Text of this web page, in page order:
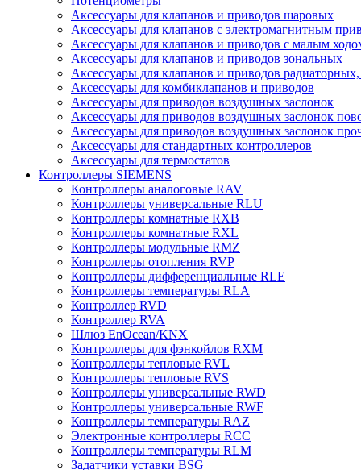
Аксессуары для клапанов и приводов шаровых
Аксессуары для клапанов с электромагнитным
Аксессуары для клапанов и приводов с малым
Аксессуары для клапанов и приводов зональных
Аксессуары для клапанов и приводов
Аксессуары для комбиклапанов и приводов
Аксессуары для приводов воздушных заслонок
Аксессуары для приводов воздушных заслонок
Аксессуары для приводов воздушных заслонок
Аксессуары для стандартных контроллеров
Аксессуары для термостатов
Контроллеры SIEMENS
Контроллеры аналоговые RAV
Контроллеры универсальные RLU
Контроллеры комнатные RXB
Контроллеры комнатные RXL
Контроллеры модульные RMZ
Контроллеры отопления RVP
Контроллеры дифференциальные RLE
Контроллеры температуры RLA
Контроллер RVD
Контроллер RVA
Шлюз EnOcean/KNX
Контроллеры для фэнкойлов RXM
Контроллеры тепловые RVL
Контроллеры тепловые RVS
Контроллеры универсальные RWD
Контроллеры универсальные RWF
Контроллеры температуры RAZ
Электронные контроллеры RCC
Контроллеры температуры RLM
Задатчики уставки BSG